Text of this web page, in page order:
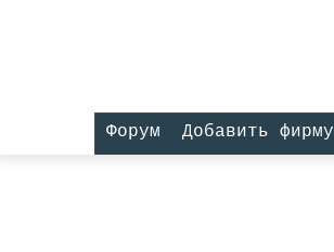
Форум Добавить фирму